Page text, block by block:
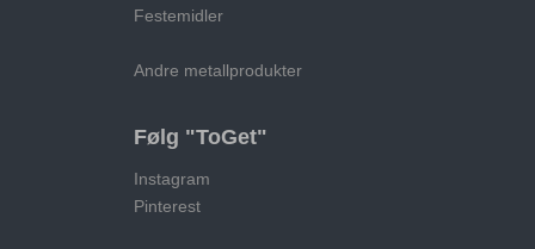
Festemidler
Andre metallprodukter
Følg "ToGet"
Instagram
Pinterest